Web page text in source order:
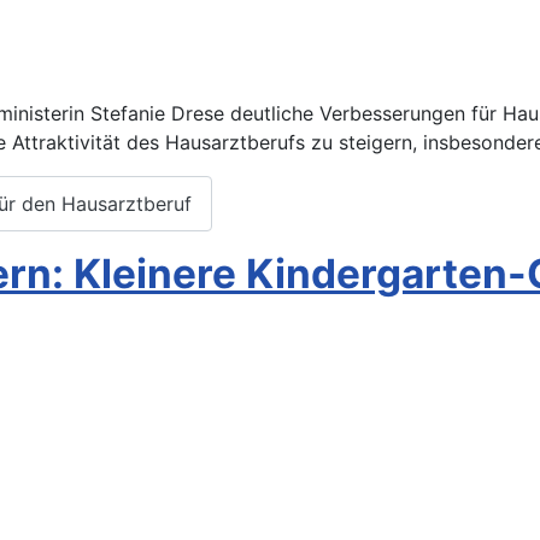
Stefanie Drese deutliche Verbesserungen für
des Hausarztberufs zu steigern,
den Hausarztberuf
Kleinere Kindergarten-